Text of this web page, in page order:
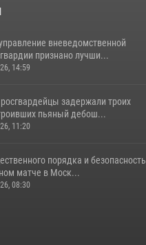
вневедомственной
признано лучши...
14:59
задержали троих
пьяный дебош...
11:20
порядка и безопасность
матче в Моск...
08:30